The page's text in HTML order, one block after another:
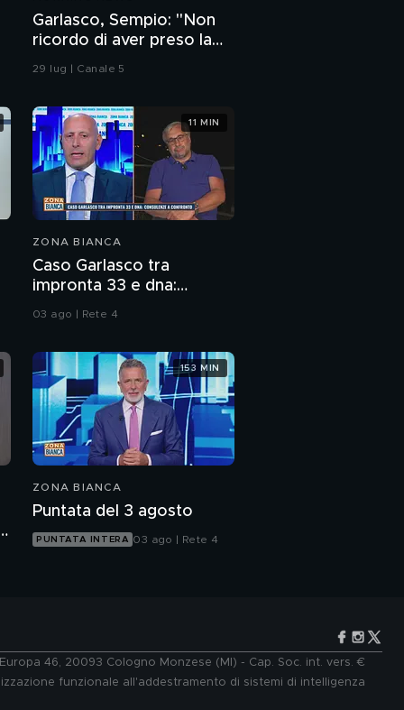
Garlasco, Sempio: "Non
ricordo di aver preso la
bottiglietta d'acqua"
29 lug | Canale 5
ZONA BIANCA
Caso Garlasco tra
impronta 33 e dna:
consulenze a confronto
03 ago | Rete 4
11 MIN
ZONA BIANCA
Puntata del 3 agosto
PUNTATA INTERA 03 ago | Rete 4
153 MIN
46, 20093 Cologno Monzese (MI) - Cap. Soc. int. vers. €
funzionale all'addestramento di sistemi di intelligenza